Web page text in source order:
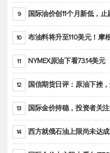
9 国际油价创11个月新低，
10 布油料将升至110美元！摩根
11 NYMEX原油下看73.14美元
12 国信期货日评：原油下挫
13 国际金价持稳，投资者关
14 西方就俄石油上限尚未达